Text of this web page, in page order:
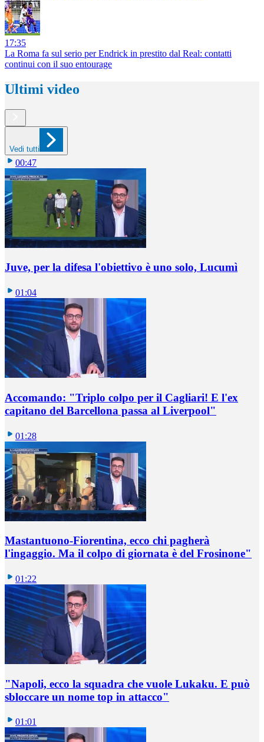
17:35
La Roma fa sul serio per Endrick in prestito dal Real: contatti
continui con il suo entourage
Ultimi video
Vedi tutti
00:47
Juve, per la difesa l'obiettivo è uno solo, Lucumì
01:04
Accomando: "Triplo colpo per il Cagliari! E l'ex
capitano del Barcellona passa al Liverpool"
01:28
Mastantuono-Fiorentina, ecco chi pagherà
l'ingaggio. Ma il colpo di giornata è del Frosinone"
01:22
"Napoli, ecco la squadra che vuole Lukaku. E può
sbloccare un nome top in attacco"
01:01